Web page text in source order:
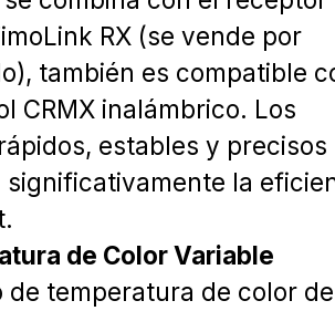
RX (se vende por
también es compatible
CRMX inalámbrico. Los
estables y precisos
significativamente la
de Color Variable
de temperatura de color de